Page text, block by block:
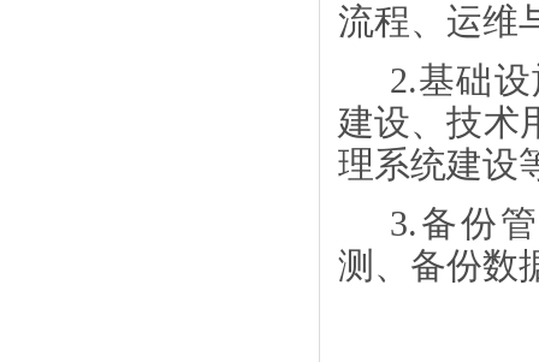
流程、运维
2.基础
建设、技术
理系统建设
3.备份
测、备份数